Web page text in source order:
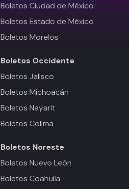
Boletos Ciudad de México
Boletos Estado de México
Boletos Morelos
Boletos Occidente
Boletos Jalisco
Boletos Michoacán
Boletos Nayarit
Boletos Colima
Boletos Noreste
Boletos Nuevo León
Boletos Coahuila